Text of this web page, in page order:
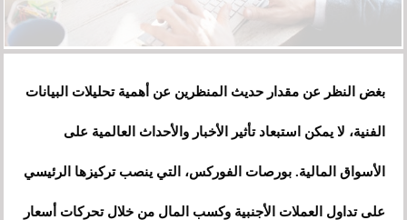
بغض النظر عن مقدار حديث المنظرين عن أهمية تحليلات البيانات
الفنية، لا يمكن استبعاد تأثير الأخبار والأحداث العالمية على
الأسواق المالية. بورصات الفوركس، التي ينصب تركيزها الرئيسي
على تداول العملات الأجنبية وكسب المال من خلال تحركات أسعار